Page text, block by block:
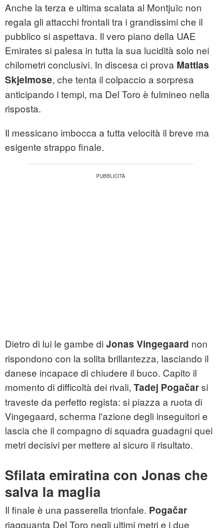
Anche la terza e ultima scalata al Montjuïc non
regala gli attacchi frontali tra i grandissimi che il
pubblico si aspettava. Il vero piano della UAE
Emirates si palesa in tutta la sua lucidità solo nei
chilometri conclusivi. In discesa ci prova Mattias
Skjelmose, che tenta il colpaccio a sorpresa
anticipando i tempi, ma Del Toro è fulmineo nella
risposta.
Il messicano imbocca a tutta velocità il breve ma
esigente strappo finale.
Dietro di lui le gambe di Jonas Vingegaard non
rispondono con la solita brillantezza, lasciando il
danese incapace di chiudere il buco. Capito il
momento di difficoltà dei rivali, Tadej Pogačarsi
traveste da perfetto regista: si piazza a ruota di
Vingegaard, scherma l'azione degli inseguitori e
lascia che il compagno di squadra guadagni quei
metri decisivi per mettere al sicuro il risultato.
Sfilata emiratina con Jonas che
salva la maglia
Il finale è una passerella trionfale. Pogačar
riagguanta Del Toro negli ultimi metri e i due